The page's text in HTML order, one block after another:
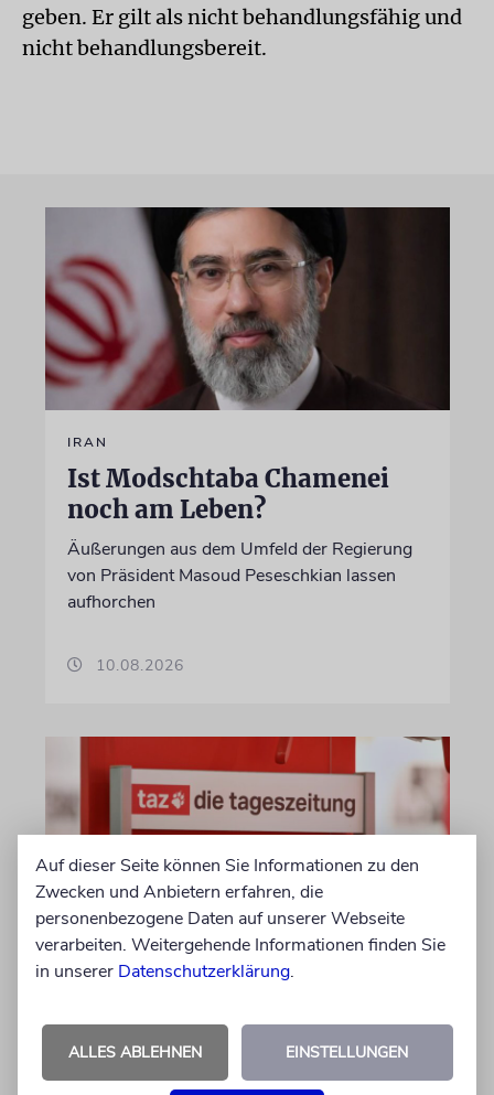
geben. Er gilt als nicht behandlungsfähig und
nicht behandlungsbereit.
IRAN
Ist Modschtaba Chamenei
noch am Leben?
Äußerungen aus dem Umfeld der Regierung
von Präsident Masoud Peseschkian lassen
aufhorchen
10.08.2026
MEDIEN
palästinensische
Auf dieser Seite können Sie Informationen zu den
Zwecken und Anbietern erfahren, die
personenbezogene Daten auf unserer Webseite
verarbeiten. Weitergehende Informationen finden Sie
in unserer Datenschutzerklärung.
ALLES ABLEHNEN EINSTELLUNGEN